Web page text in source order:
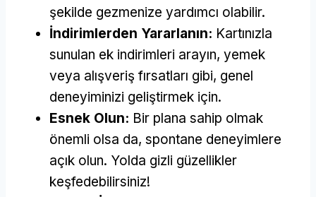
şekilde gezmenize yardımcı olabilir.
İndirimlerden Yararlanın: Kartınızla
sunulan ek indirimleri arayın, yemek
veya alışveriş fırsatları gibi, genel
deneyiminizi geliştirmek için.
Esnek Olun: Bir plana sahip olmak
önemli olsa da, spontane deneyimlere
açık olun. Yolda gizli güzellikler
keşfedebilirsiniz!